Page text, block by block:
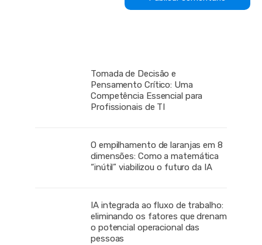
Tomada de Decisão e
Pensamento Crítico: Uma
Competência Essencial para
Profissionais de TI
O empilhamento de laranjas em 8
dimensões: Como a matemática
“inútil” viabilizou o futuro da IA
IA integrada ao fluxo de trabalho:
eliminando os fatores que drenam
o potencial operacional das
pessoas